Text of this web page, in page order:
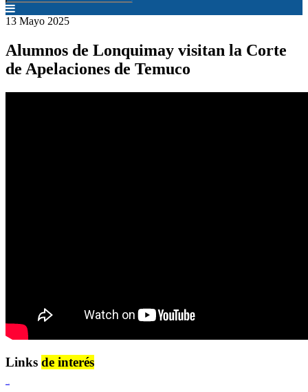
13 Mayo 2025
Alumnos de Lonquimay visitan la Corte
de Apelaciones de Temuco
Links de interés